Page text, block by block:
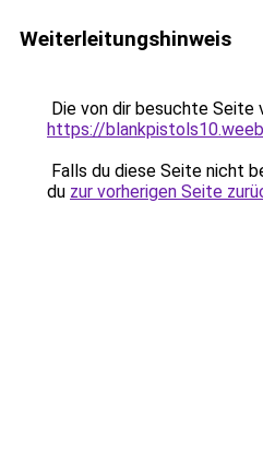
Weiterleitungshinweis
Die von dir besuchte Seite
https://
Falls du diese Seite nicht
du zur vorherigen Seite